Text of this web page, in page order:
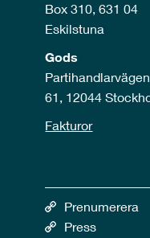
Box 310, 631 04
Eskilstuna
Gods
Partihandlarvägen
61, 12044
Fakturor
Prenumerera
Press